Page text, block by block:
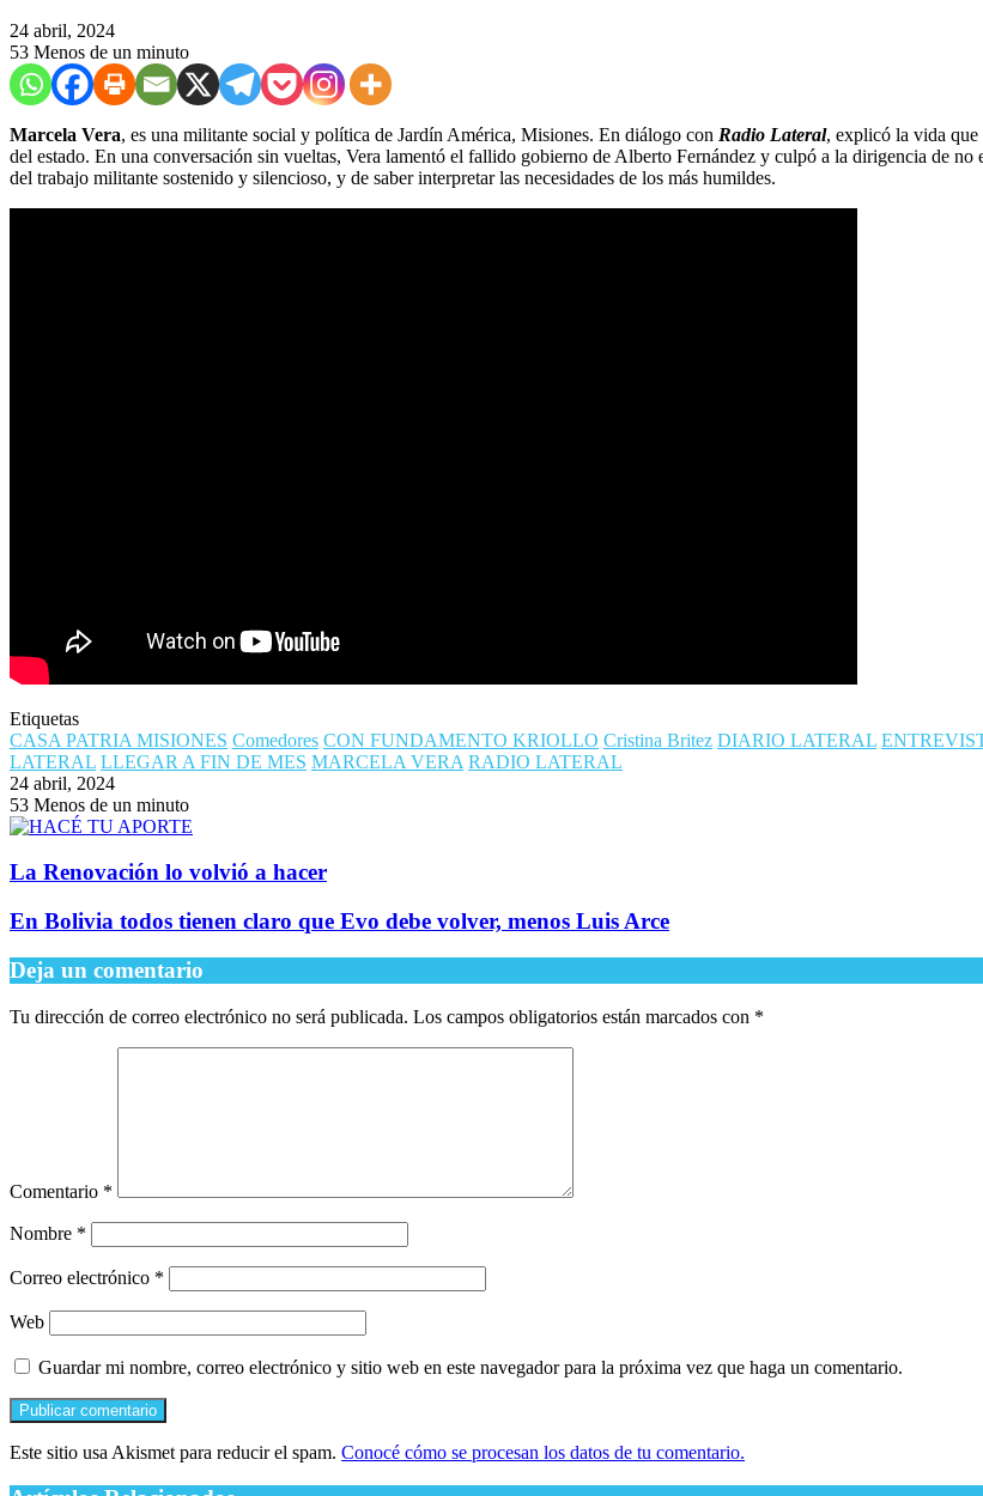
24 abril, 2024
53 Menos de un minuto
Marcela Vera, es una militante social y política de Jardín América, Misiones. En diálogo con Radio Lateral, explicó la vida que
del estado. En una conversación sin vueltas, Vera lamentó el fallido gobierno de Alberto Fernández y culpó a la dirigencia de
del trabajo militante sostenido y silencioso, y de saber interpretar las necesidades de los más humildes.
Etiquetas
CASA PATRIA MISIONES Comedores CON FUNDAMENTO KRIOLLO Cristina Britez DIARIO LATERAL
LATERAL LLEGAR A FIN DE MES MARCELA VERA RADIO LATERAL
24 abril, 2024
53 Menos de un minuto
La Renovación lo volvió a hacer
En Bolivia todos tienen claro que Evo debe volver, menos Luis Arce
Deja un comentario
Tu dirección de correo electrónico no será publicada. Los campos obligatorios están marcados con *
Comentario *
Nombre *
Correo electrónico *
Web
Guardar mi nombre, correo electrónico y sitio web en este navegador para la próxima vez que haga un comentario.
Este sitio usa Akismet para reducir el spam. Conocé cómo se procesan los datos de tu comentario.